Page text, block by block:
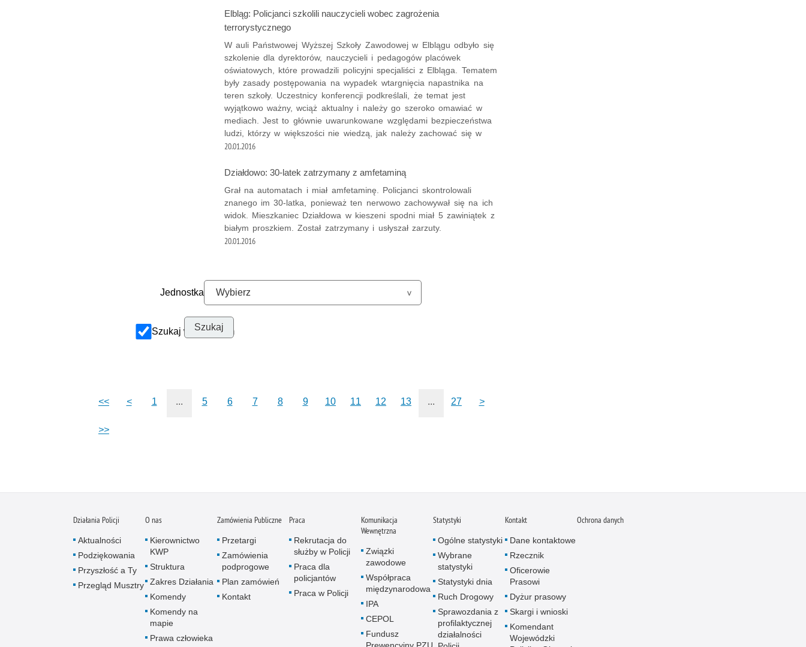
Elbląg: Policjanci szkolili nauczycieli wobec zagrożenia
terrorystycznego
W auli Państwowej Wyższej Szkoły Zawodowej w Elblągu odbyło się
szkolenie dla dyrektorów, nauczycieli i pedagogów placówek
oświatowych, które prowadzili policyjni specjaliści z Elbląga. Tematem
były zasady postępowania na wypadek wtargnięcia napastnika na
teren szkoły. Uczestnicy konferencji podkreślali, że temat jest
wyjątkowo ważny, wciąż aktualny i należy go szeroko omawiać w
mediach. Jest to głównie uwarunkowane względami bezpieczeństwa
ludzi, którzy w większości nie wiedzą, jak należy zachować się w
20.01.2016
Działdowo: 30-latek zatrzymany z amfetaminą
Grał na automatach i miał amfetaminę. Policjanci skontrolowali
znanego im 30-latka, ponieważ ten nerwowo zachowywał się na ich
widok. Mieszkaniec Działdowa w kieszeni spodni miał 5 zawiniątek z
białym proszkiem. Został zatrzymany i usłyszał zarzuty.
20.01.2016
Jednostka
Szukaj w archiwum
<< < 1 ... 5 6 7 8 9 10 11 12 13 ... 27 >
>>
Działania Policji
Aktualności
Podziękowania
Przyszłość a Ty
Przegląd Musztry
O nas
Kierownictwo
KWP
Struktura
Zakres Działania
Komendy
Komendy na
mapie
Prawa człowieka
Zamówienia Publiczne
Przetargi
Zamówienia
podprogowe
Plan zamówień
Kontakt
Praca
Rekrutacja do
służby w Policji
Praca dla
policjantów
Praca w Policji
Komunikacja
Wewnętrzna
Związki
zawodowe
Współpraca
międzynarodowa
IPA
CEPOL
Fundusz
Statystyki
Ogólne statystyki
Wybrane
statystyki
Statystyki dnia
Ruch Drogowy
Sprawozdania z
profilaktycznej
działalności
Kontakt
Dane kontaktowe
Rzecznik
Oficerowie
Prasowi
Dyżur prasowy
Skargi i wnioski
Komendant
Wojewódzki
Ochrona danych